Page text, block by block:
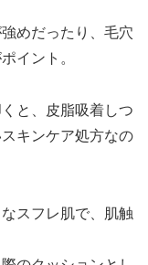
めだったり、毛穴
イント。
と、皮脂吸着しつ
キンケア処方なの
スフレ肌で、肌触